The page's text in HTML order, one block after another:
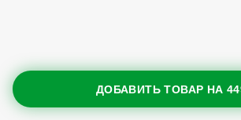
ДОБАВИТЬ ТОВАР НА